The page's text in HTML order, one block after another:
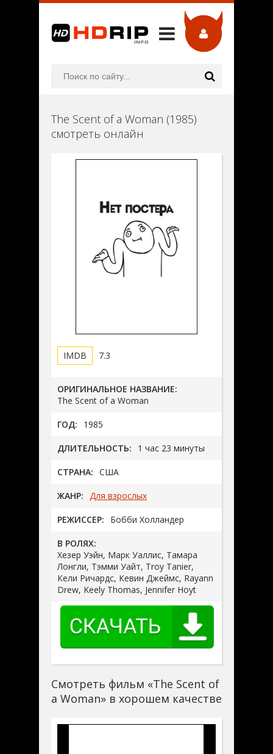
The Scent of a Woman (1985)
смотреть онлайн
7.3
ОРИГИНАЛЬНОЕ НАЗВАНИЕ:
The Scent of a Woman
ГОД: 1985
ДЛИТЕЛЬНОСТЬ: 1 час 23 минуты
СТРАНА: США
ЖАНР: Для взрослых
РЕЖИССЕР: Бобби Холландер
В РОЛЯХ:
Хезер Уэйн, Марк Уаллис, Тамара
Лонгли, Тэмми Уайт, Troy Tanier,
Кели Ричардс, Кевин Джеймс, Rayann
Drew, Keely Thomas, Jennifer Hoyt
Смотреть фильм «The Scent of
a Woman» в хорошем качестве